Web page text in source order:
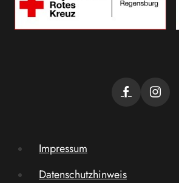
Impressum
Datenschutzhinweis